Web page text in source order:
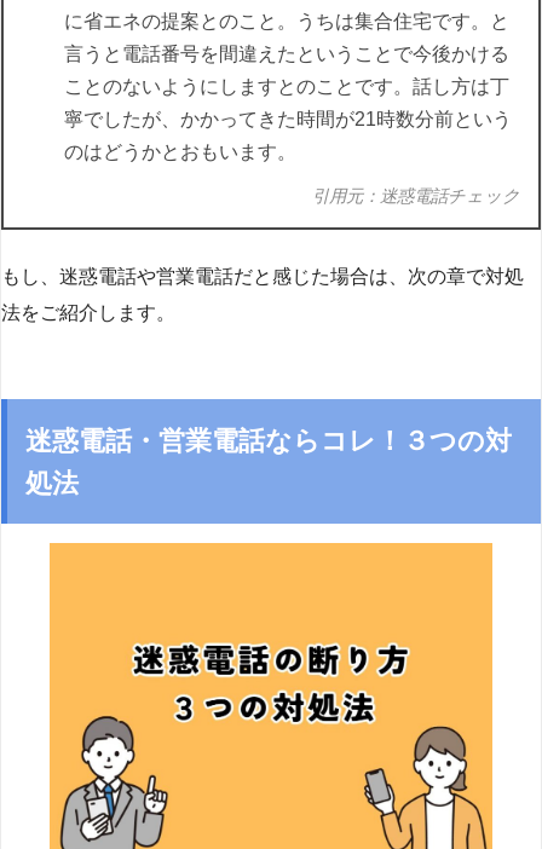
に省エネの提案とのこと。うちは集合住宅です。と
言うと電話番号を間違えたということで今後かける
ことのないようにしますとのことです。話し方は丁
寧でしたが、かかってきた時間が21時数分前という
のはどうかとおもいます。
引用元：迷惑電話チェック
もし、迷惑電話や営業電話だと感じた場合は、次の章で対処
法をご紹介します。
迷惑電話・営業電話ならコレ！３つの対
処法